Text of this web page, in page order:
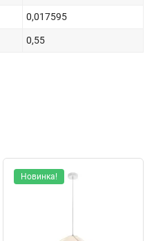
0,017595
0,55
Новинка!